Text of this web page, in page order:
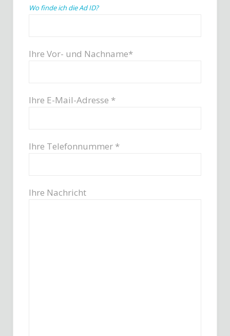
Wo finde ich die Ad ID?
Ihre Vor- und Nachname*
Ihre E-Mail-Adresse *
Ihre Telefonnummer *
Ihre Nachricht